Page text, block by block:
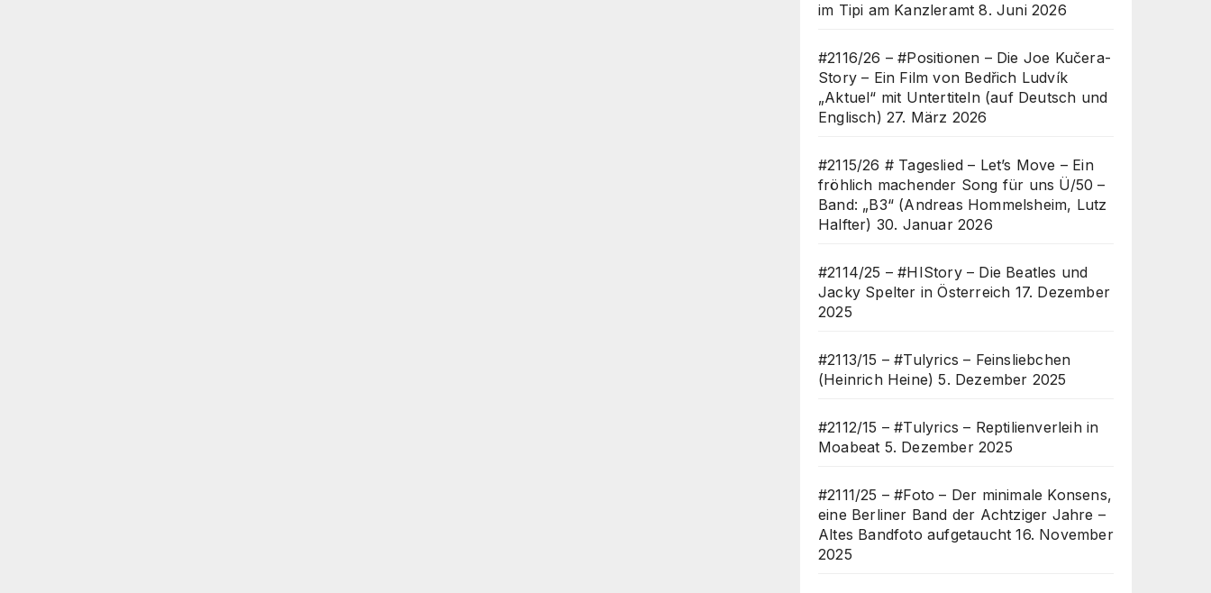
im Tipi am Kanzleramt 8. Juni 2026
#2116/26 – #Positionen – Die Joe Kučera-
Story – Ein Film von Bedřich Ludvík
„Aktuel“ mit Untertiteln (auf Deutsch und
Englisch) 27. März 2026
#2115/26 # Tageslied – Let’s Move – Ein
fröhlich machender Song für uns Ü/50 –
Band: „B3“ (Andreas Hommelsheim, Lutz
Halfter) 30. Januar 2026
#2114/25 – #HIStory – Die Beatles und
Jacky Spelter in Österreich 17. Dezember
2025
#2113/15 – #Tulyrics – Feinsliebchen
(Heinrich Heine) 5. Dezember 2025
#2112/15 – #Tulyrics – Reptilienverleih in
Moabeat 5. Dezember 2025
#2111/25 – #Foto – Der minimale Konsens,
eine Berliner Band der Achtziger Jahre –
Altes Bandfoto aufgetaucht 16. November
2025